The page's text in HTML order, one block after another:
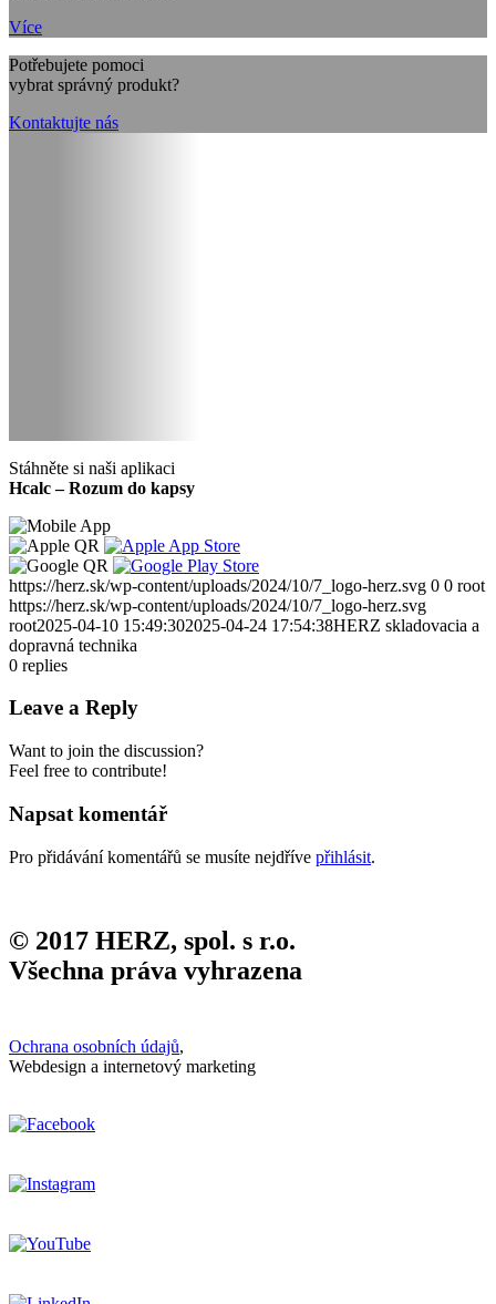
Více
Potřebujete pomoci
vybrat správný produkt?
Kontaktujte nás
Stáhněte si naši aplikaci
Hcalc – Rozum do kapsy
https://herz.sk/wp-content/uploads/2024/10/7_logo-herz.svg 0 0 root
https://herz.sk/wp-content/uploads/2024/10/7_logo-herz.svg
root2025-04-10 15:49:302025-04-24 17:54:38HERZ skladovacia a
dopravná technika
0 replies
Leave a Reply
Want to join the discussion?
Feel free to contribute!
Napsat komentář
Pro přidávání komentářů se musíte nejdříve přihlásit.
© 2017 HERZ, spol. s r.o.
Všechna práva vyhrazena
Ochrana osobních údajů,
Webdesign a internetový marketing